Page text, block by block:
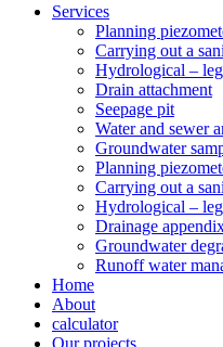
Services
Planning
Carrying out a
Hydrological –
Drain attachment
Seepage pit
Water and sewer
Groundwater
Planning
Carrying out a
Hydrological –
Drainage
Groundwater
Runoff water
Home
About
calculator
Our projects